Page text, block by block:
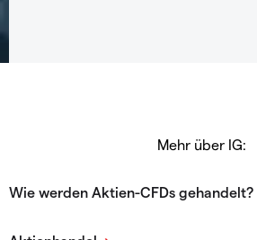
Mehr über IG: